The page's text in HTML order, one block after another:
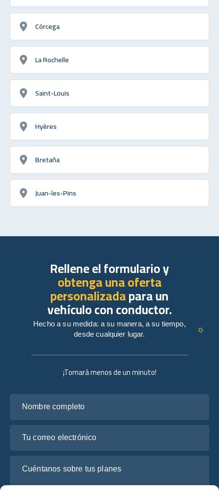
Córcega
La Rochelle
Saint-Louis
Hyères
Bretaña
Juan-les-Pins
¡Tomará menos de un minuto!
Rellene el formulario y
obtenga una oferta
personalizadapara un
vehículo con conductor.
Hecho a su medida: a su manera, a su tiempo,
desde cualquier lugar.